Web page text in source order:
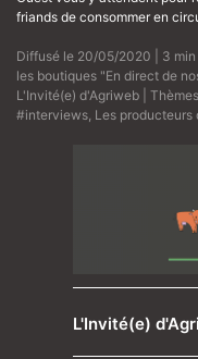
friands de consommer en
Diffusé le 20/05/2020 | 3
les boutiques "En direct de
L'Invité(e) d'Agriweb |
#interviews Les
L'Invité(e)